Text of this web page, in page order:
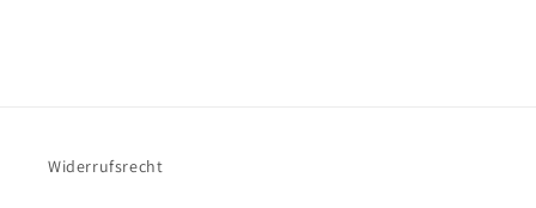
Widerrufsrecht